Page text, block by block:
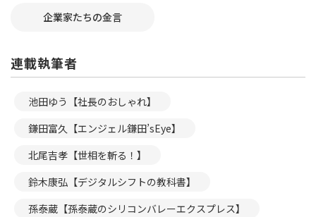
企業家たちの金言
連載執筆者
池田ゆう【社長のおしゃれ】
鎌田富久【エンジェル鎌田’sEye】
北尾吉孝【世相を斬る！】
鈴木康弘【デジタルシフトの教科書】
孫泰蔵【孫泰蔵のシリコンバレーエクスプレス】